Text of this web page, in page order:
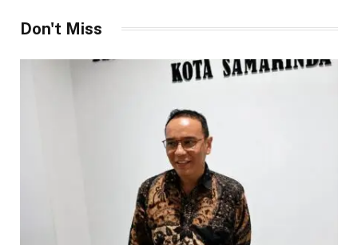
Don't Miss